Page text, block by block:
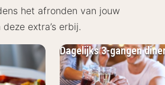
In het stadscentrum, net buiten
van een terras in de zon,
op 39 km van Mercure Han-
bevindt zich op 40 km
het afronden van jouw
extra’s erbij.
Dagelijks 3-gangen